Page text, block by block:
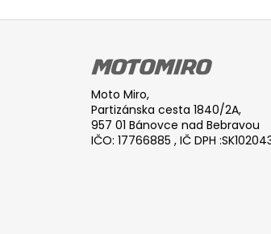
Moto Miro,
Partizánska cesta 1840/2A,
957 01 Bánovce nad Bebravou
IČO: 17766885 , IČ DPH